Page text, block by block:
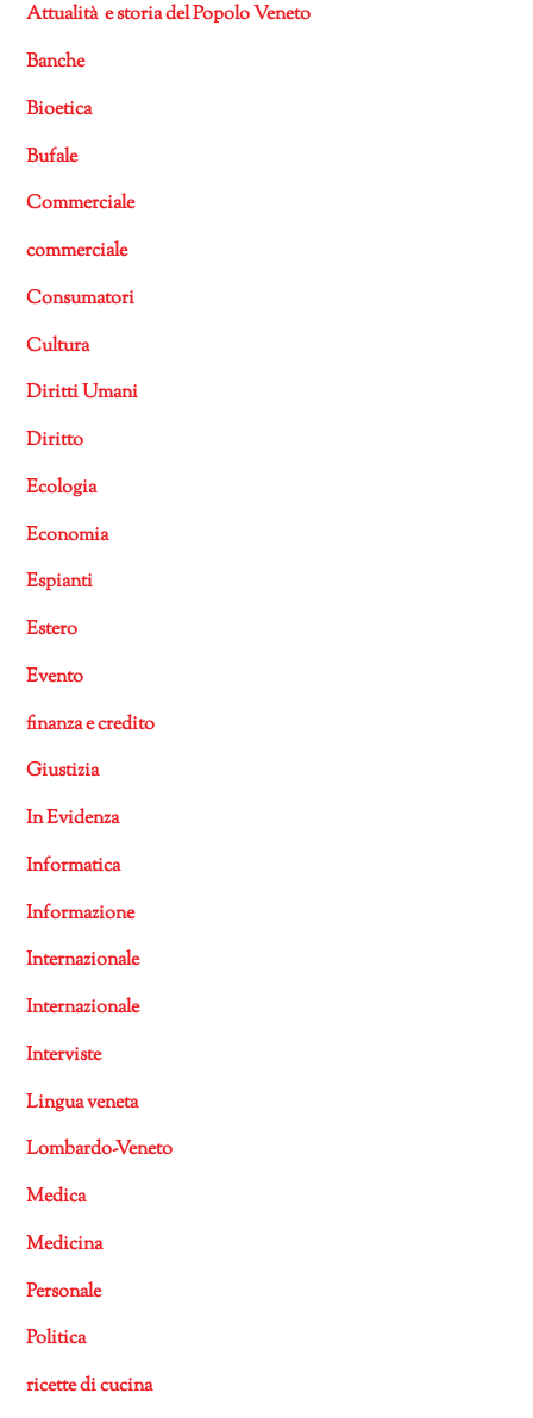
Attualità e storia del Popolo Veneto
Banche
Bioetica
Bufale
Commerciale
commerciale
Consumatori
Cultura
Diritti Umani
Diritto
Ecologia
Economia
Espianti
Estero
Evento
finanza e credito
Giustizia
In Evidenza
Informatica
Informazione
Internazionale
Internazionale
Interviste
Lingua veneta
Lombardo-Veneto
Medica
Medicina
Personale
Politica
ricette di cucina